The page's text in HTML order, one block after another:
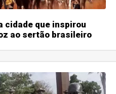
cidade que inspirou
ao sertão brasileiro